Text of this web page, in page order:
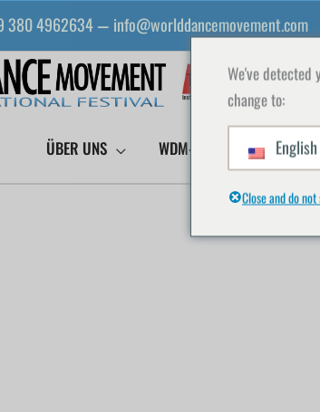
380 4962634 — info@worlddancemovement.com
ÜBER UNS WDM-EVENTS
We've detected
change to:
English
Close and do